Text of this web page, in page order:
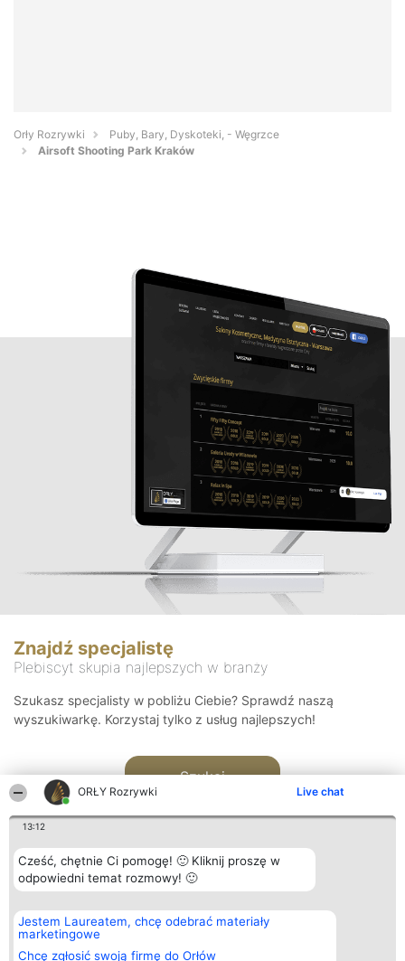
ORŁY Rozrywki Live chat
13:12
Cześć, chętnie Ci pomogę! 🙂 Kliknij proszę w
odpowiedni temat rozmowy! 🙂
Jestem Laureatem, chcę odebrać materiały
marketingowe
Chcę zgłosić swoją firmę do Orłów
Orły Rozrywki
Puby, Bary, Dyskoteki, - Węgrzce
Airsoft Shooting Park Kraków
Znajdź specjalistę
Plebiscyt skupia najlepszych w branży
Szukasz specjalisty w pobliżu Ciebie? Sprawdź naszą
wyszukiwarkę. Korzystaj tylko z usług najlepszych!
Szukaj
Organizator plebiscytu
Bright Side Solutions sp. z o.
o. sp. k.
ul. Ruska 22
Plebiscyt
Laureaci
wszystkich
Kontakt
Kontakt